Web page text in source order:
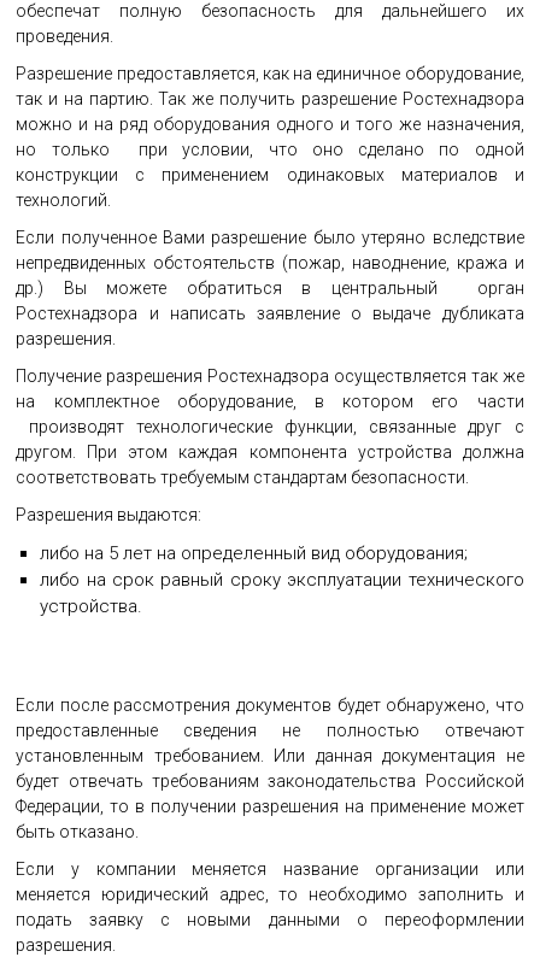
обеспечат полную безопасность для дальнейшего их
проведения.
Разрешение предоставляется, как на единичное оборудование,
так и на партию. Так же получить разрешение Ростехнадзора
можно и на ряд оборудования одного и того же назначения,
но только при условии, что оно сделано по одной
конструкции с применением одинаковых материалов и
технологий.
Если полученное Вами разрешение было утеряно вследствие
непредвиденных обстоятельств (пожар, наводнение, кража и
др.) Вы можете обратиться в центральный орган
Ростехнадзора и написать заявление о выдаче дубликата
разрешения.
Получение разрешения Ростехнадзора осуществляется так же
на комплектное оборудование, в котором его части
производят технологические функции, связанные друг с
другом. При этом каждая компонента устройства должна
соответствовать требуемым стандартам безопасности.
Разрешения выдаются:
либо на 5 лет на определенный вид оборудования;
либо на срок равный сроку эксплуатации технического
устройства.
Если после рассмотрения документов будет обнаружено, что
предоставленные сведения не полностью отвечают
установленным требованием. Или данная документация не
будет отвечать требованиям законодательства Российской
Федерации, то в получении разрешения на применение может
быть отказано.
Если у компании меняется название организации или
меняется юридический адрес, то необходимо заполнить и
подать заявку с новыми данными о переоформлении
разрешения.